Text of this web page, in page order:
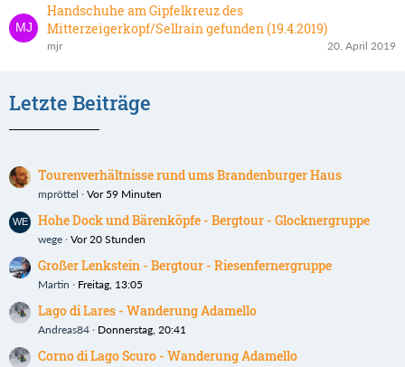
Handschuhe am Gipfelkreuz des
Mitterzeigerkopf/Sellrain gefunden (19.4.2019)
mjr 20. April 2019
Letzte Beiträge
Tourenverhältnisse rund ums Brandenburger Haus
mpröttel Vor 59 Minuten
Hohe Dock und Bärenköpfe - Bergtour - Glocknergruppe
wege Vor 20 Stunden
Großer Lenkstein - Bergtour - Riesenfernergruppe
Martin Freitag, 13:05
Lago di Lares - Wanderung Adamello
Andreas84 Donnerstag, 20:41
Corno di Lago Scuro - Wanderung Adamello